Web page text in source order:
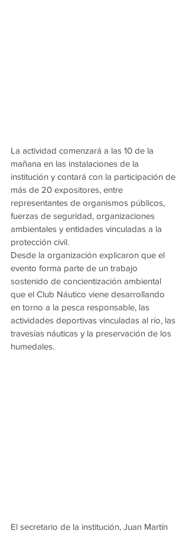
La actividad comenzará a las 10 de la
mañana en las instalaciones de la
institución y contará con la participación de
más de 20 expositores, entre
representantes de organismos públicos,
fuerzas de seguridad, organizaciones
ambientales y entidades vinculadas a la
protección civil.
Desde la organización explicaron que el
evento forma parte de un trabajo
sostenido de concientización ambiental
que el Club Náutico viene desarrollando
en torno a la pesca responsable, las
actividades deportivas vinculadas al río, las
travesías náuticas y la preservación de los
humedales.
El secretario de la institución, Juan Martín